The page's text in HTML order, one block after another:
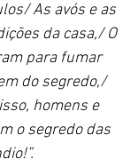
As avós e as
da casa,/ O
para fumar
do segredo,/
homens e
o segredo das